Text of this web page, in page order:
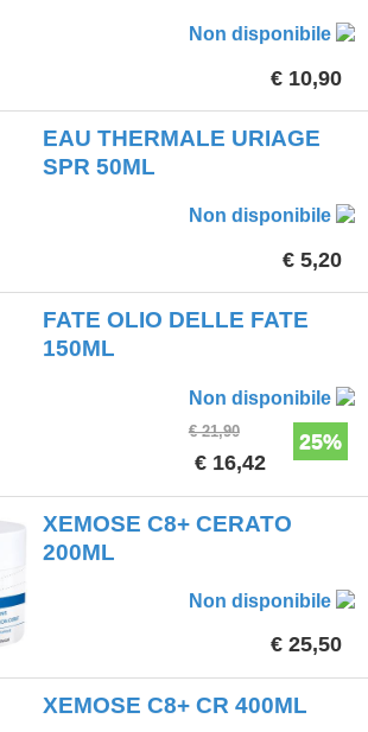
Non disponibile
€ 10,90
EAU THERMALE URIAGE
SPR 50ML
Non disponibile
€ 5,20
FATE OLIO DELLE FATE
150ML
Non disponibile
25%
€ 21,90
€ 16,42
XEMOSE C8+ CERATO
200ML
Non disponibile
€ 25,50
XEMOSE C8+ CR 400ML